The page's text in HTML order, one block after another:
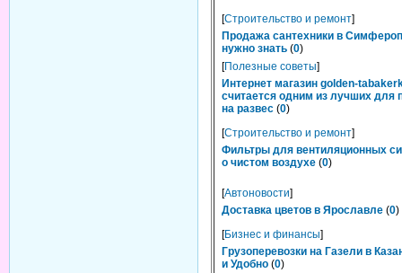
[Строительство и ремонт]
Продажа сантехники в
нужно знать (0)
[Полезные советы]
Интернет магазин golden-
считается одним из лучших для
на развес (0)
[Строительство и ремонт]
Фильтры для вентиляционных
о чистом воздухе (0)
[Автоновости]
Доставка цветов в Ярославле (0)
[Бизнес и финансы]
Грузоперевозки на Газели в
и Удобно (0)